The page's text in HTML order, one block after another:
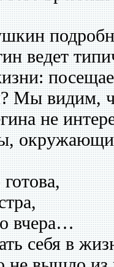
ведет
Мы видим,
не
вчера…
себя в